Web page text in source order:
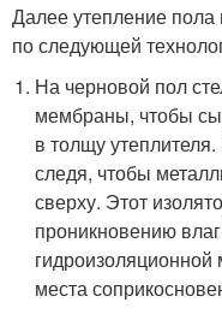
Далее утепление
по следующей
На черновой пол
мембраны, чтобы
в толщу
следя, чтобы
сверху. Этот
проникновению
места